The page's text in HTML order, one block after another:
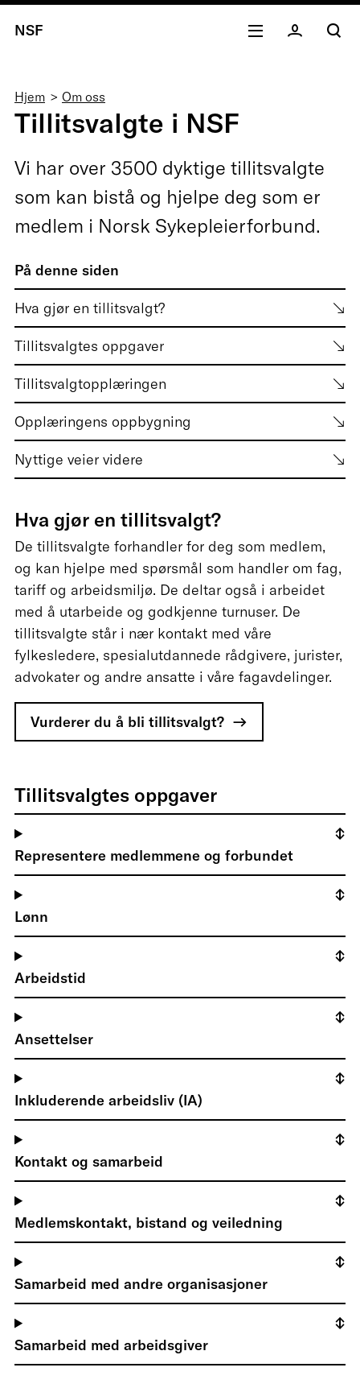
NSF
Navigasjonssti
Hjem Om oss
Tillitsvalgte i NSF
Vi har over 3500 dyktige tillitsvalgte
som kan bistå og hjelpe deg som er
medlem i Norsk Sykepleierforbund.
På denne siden
Hva gjør en tillitsvalgt?
Tillitsvalgtes oppgaver
Tillitsvalgtopplæringen
Opplæringens oppbygning
Nyttige veier videre
Hva gjør en tillitsvalgt?
De tillitsvalgte forhandler for deg som medlem,
og kan hjelpe med spørsmål som handler om fag,
tariff og arbeidsmiljø. De deltar også i arbeidet
med å utarbeide og godkjenne turnuser. De
tillitsvalgte står i nær kontakt med våre
fylkesledere, spesialutdannede rådgivere, jurister,
advokater og andre ansatte i våre fagavdelinger.
Vurderer du å bli tillitsvalgt?
Tillitsvalgtes oppgaver
Representere medlemmene og forbundet
Lønn
Arbeidstid
Ansettelser
Inkluderende arbeidsliv (IA)
Kontakt og samarbeid
Medlemskontakt, bistand og veiledning
Samarbeid med andre organisasjoner
Samarbeid med arbeidsgiver